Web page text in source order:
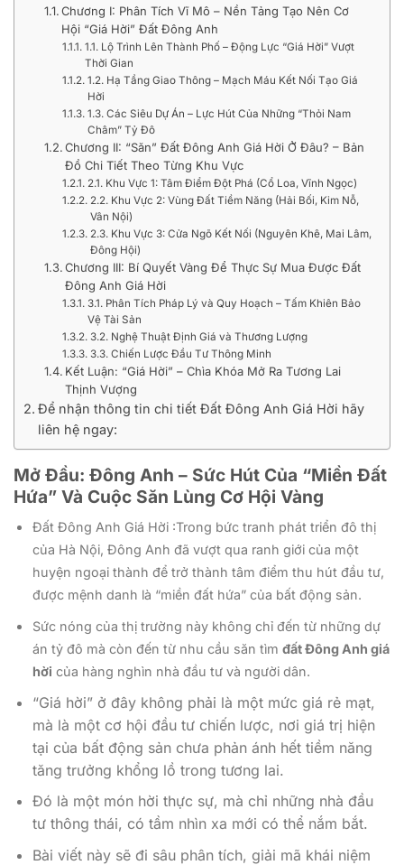
Chương I: Phân Tích Vĩ Mô – Nền Tảng Tạo Nên Cơ
Hội “Giá Hời” Đất Đông Anh
1.1. Lộ Trình Lên Thành Phố – Động Lực “Giá Hời” Vượt
Thời Gian
1.2. Hạ Tầng Giao Thông – Mạch Máu Kết Nối Tạo Giá
Hời
1.3. Các Siêu Dự Án – Lực Hút Của Những “Thỏi Nam
Châm” Tỷ Đô
Chương II: “Săn” Đất Đông Anh Giá Hời Ở Đâu? – Bản
Đồ Chi Tiết Theo Từng Khu Vực
2.1. Khu Vực 1: Tâm Điểm Đột Phá (Cổ Loa, Vĩnh Ngọc)
2.2. Khu Vực 2: Vùng Đất Tiềm Năng (Hải Bối, Kim Nỗ,
Vân Nội)
2.3. Khu Vực 3: Cửa Ngõ Kết Nối (Nguyên Khê, Mai Lâm,
Đông Hội)
Chương III: Bí Quyết Vàng Để Thực Sự Mua Được Đất
Đông Anh Giá Hời
3.1. Phân Tích Pháp Lý và Quy Hoạch – Tấm Khiên Bảo
Vệ Tài Sản
3.2. Nghệ Thuật Định Giá và Thương Lượng
3.3. Chiến Lược Đầu Tư Thông Minh
Kết Luận: “Giá Hời” – Chìa Khóa Mở Ra Tương Lai
Thịnh Vượng
Để nhận thông tin chi tiết Đất Đông Anh Giá Hời hãy
liên hệ ngay:
Mở Đầu: Đông Anh – Sức Hút Của “Miền Đất
Hứa” Và Cuộc Săn Lùng Cơ Hội Vàng
Đất Đông Anh Giá Hời :Trong bức tranh phát triển đô thị
của Hà Nội, Đông Anh đã vượt qua ranh giới của một
huyện ngoại thành để trở thành tâm điểm thu hút đầu tư,
được mệnh danh là “miền đất hứa” của bất động sản.
Sức nóng của thị trường này không chỉ đến từ những dự
án tỷ đô mà còn đến từ nhu cầu săn tìm đất Đông Anh giá
hời của hàng nghìn nhà đầu tư và người dân.
“Giá hời” ở đây không phải là một mức giá rẻ mạt,
mà là một cơ hội đầu tư chiến lược, nơi giá trị hiện
tại của bất động sản chưa phản ánh hết tiềm năng
tăng trưởng khổng lồ trong tương lai.
Đó là một món hời thực sự, mà chỉ những nhà đầu
tư thông thái, có tầm nhìn xa mới có thể nắm bắt.
Bài viết này sẽ đi sâu phân tích, giải mã khái niệm